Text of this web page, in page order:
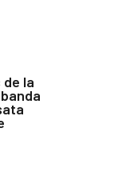
de la